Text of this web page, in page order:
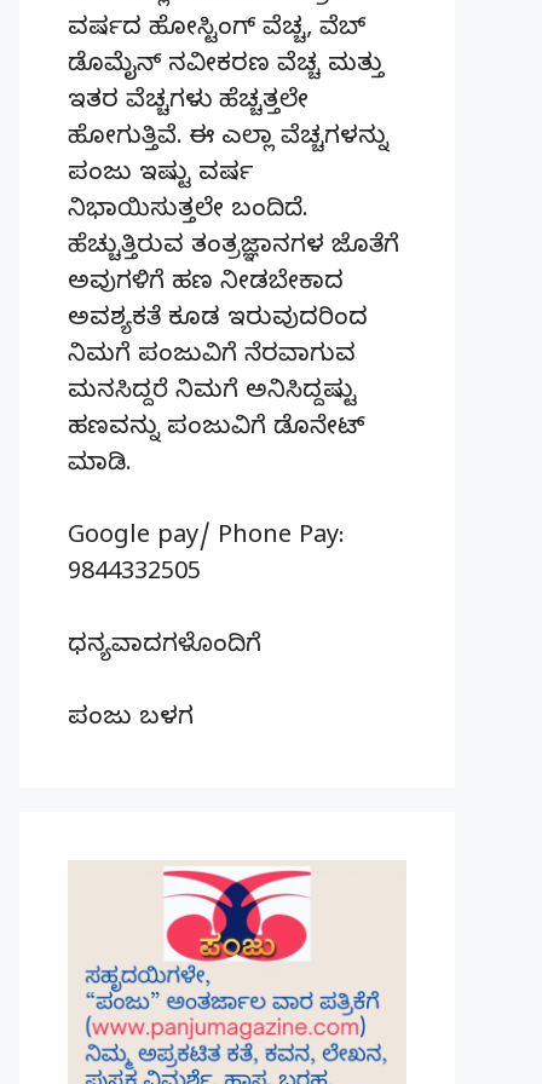
ವರ್ಷದ ಹೋಸ್ಟಿಂಗ್‌ ವೆಚ್ಚ, ವೆಬ್‌
ಡೊಮೈನ್‌ ನವೀಕರಣ ವೆಚ್ಚ ಮತ್ತು
ಇತರ ವೆಚ್ಚಗಳು ಹೆಚ್ಚತ್ತಲೇ
ಹೋಗುತ್ತಿವೆ. ಈ ಎಲ್ಲಾ ವೆಚ್ಚಗಳನ್ನು
ಪಂಜು ಇಷ್ಟು ವರ್ಷ
ನಿಭಾಯಿಸುತ್ತಲೇ ಬಂದಿದೆ.
ಹೆಚ್ಚುತ್ತಿರುವ ತಂತ್ರಜ್ಞಾನಗಳ ಜೊತೆಗೆ
ಅವುಗಳಿಗೆ ಹಣ ನೀಡಬೇಕಾದ
ಅವಶ್ಯಕತೆ ಕೂಡ ಇರುವುದರಿಂದ
ನಿಮಗೆ ಪಂಜುವಿಗೆ ನೆರವಾಗುವ
ಮನಸಿದ್ದರೆ ನಿಮಗೆ ಅನಿಸಿದ್ದಷ್ಟು
ಹಣವನ್ನು ಪಂಜುವಿಗೆ ಡೊನೇಟ್‌
ಮಾಡಿ.
Google pay/ Phone Pay:
9844332505
ಧನ್ಯವಾದಗಳೊಂದಿಗೆ
ಪಂಜು ಬಳಗ